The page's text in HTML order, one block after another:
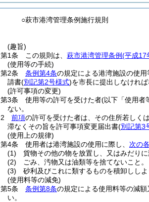
○萩市港湾管理条例施行規則
(趣旨)
第1条
この規則は、 萩市港湾管理条例(平成17
(使用等の手続)
第2条
条例第4条の規定による港湾施設の使
請書(別記第2号様式)を市長に提出しなければ
(許可事項の変更)
第3条
使用等の許可を受けた者(以下「使用者
ない。
2
前項の許可を受けた者は、その住所若しく
滞なくその旨を許可事項変更届出書(別記第3
(使用上の規律)
第4条
使用者は港湾施設の使用に際し、 次の
(1)
貨物その他の物を放置し、又はみだりに
(2)
ごみ、汚物又は油類等を捨てないこと。
(3)
砂利及びこれに類するものを積卸しし
(使用料等の減免)
第5条
条例第8条の規定による使用料等の減
い。